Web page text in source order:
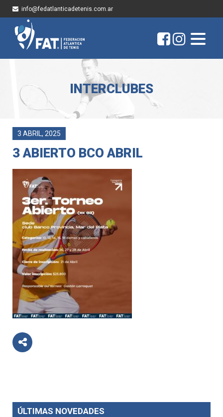
info@fedatlanticadetenis.com.ar
INTERCLUBES
3 ABRIL, 2025
3 ABIERTO BCO ABRIL
ÚLTIMAS NOVEDADES